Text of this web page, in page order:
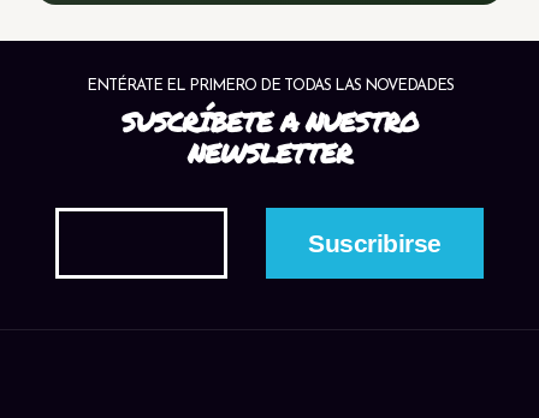
ENTÉRATE EL PRIMERO DE TODAS LAS NOVEDADES
SUSCRÍBETE A NUESTRO
NEWSLETTER